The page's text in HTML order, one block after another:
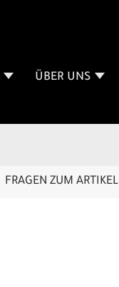
ÜBER UNS
FRAGEN ZUM ARTIKEL